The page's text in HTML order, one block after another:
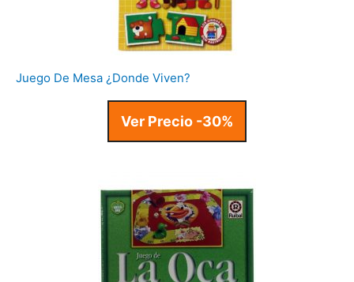
Juego De Mesa ¿Donde Viven?
Ver Precio -30%